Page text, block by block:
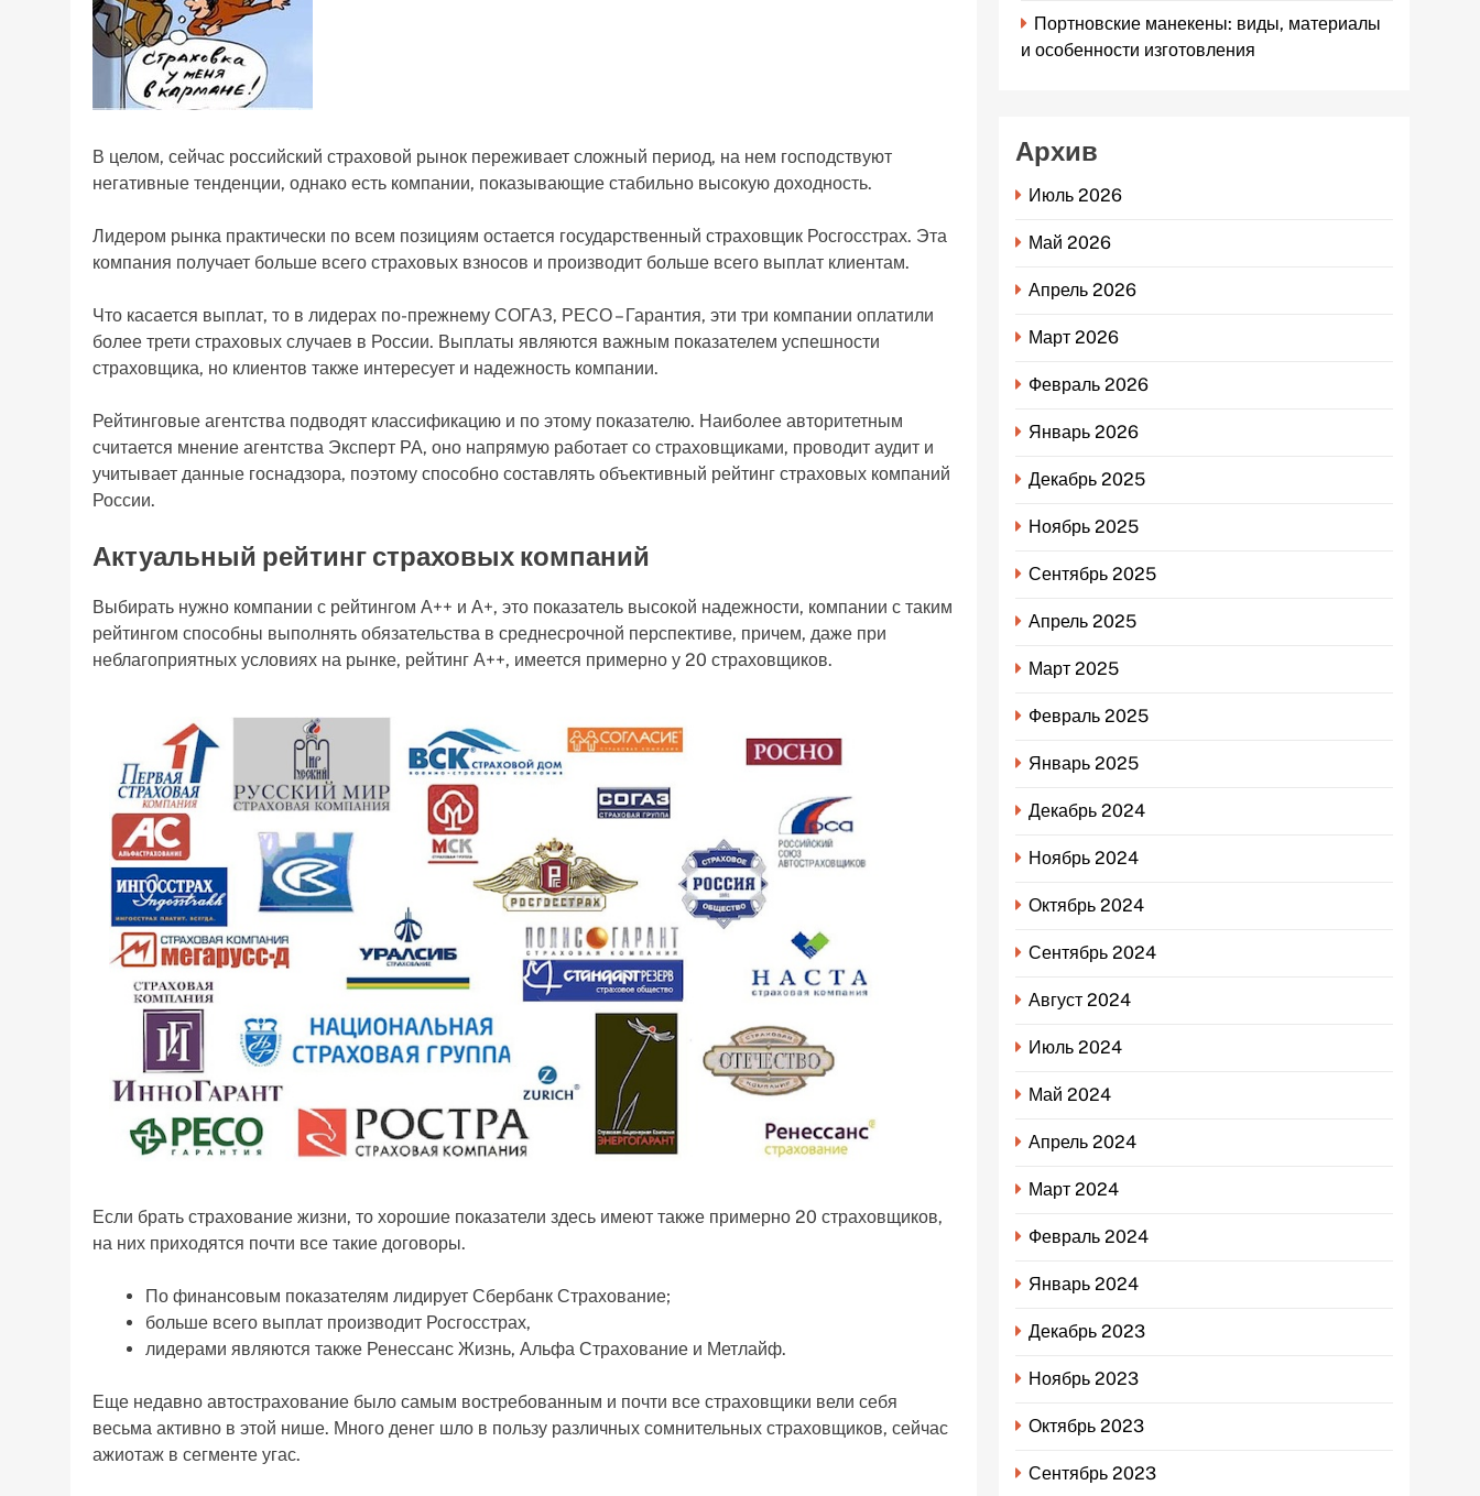
В целом, сейчас российский страховой рынок переживает сложный период, на нем господствуют
негативные тенденции, однако есть компании, показывающие стабильно высокую доходность.
Лидером рынка практически по всем позициям остается государственный страховщик Росгосстрах. Эта
компания получает больше всего страховых взносов и производит больше всего выплат клиентам.
Что касается выплат, то в лидерах по-прежнему СОГАЗ, РЕСО – Гарантия, эти три компании оплатили
более трети страховых случаев в России. Выплаты являются важным показателем успешности
страховщика, но клиентов также интересует и надежность компании.
Рейтинговые агентства подводят классификацию и по этому показателю. Наиболее авторитетным
считается мнение агентства Эксперт РА, оно напрямую работает со страховщиками, проводит аудит и
учитывает данные госнадзора, поэтому способно составлять объективный рейтинг страховых компаний
России.
Актуальный рейтинг страховых компаний
Выбирать нужно компании с рейтингом А++ и А+, это показатель высокой надежности, компании с таким
рейтингом способны выполнять обязательства в среднесрочной перспективе, причем, даже при
неблагоприятных условиях на рынке, рейтинг А++, имеется примерно у 20 страховщиков.
Если брать страхование жизни, то хорошие показатели здесь имеют также примерно 20 страховщиков,
на них приходятся почти все такие договоры.
По финансовым показателям лидирует Сбербанк Страхование;
больше всего выплат производит Росгосстрах,
лидерами являются также Ренессанс Жизнь, Альфа Страхование и Метлайф.
Еще недавно автострахование было самым востребованным и почти все страховщики вели себя
весьма активно в этой нише. Много денег шло в пользу различных сомнительных страховщиков, сейчас
ажиотаж в сегменте угас.
Портновские манекены: виды, материалы
и особенности изготовления
Архив
Июль 2026
Май 2026
Апрель 2026
Март 2026
Февраль 2026
Январь 2026
Декабрь 2025
Ноябрь 2025
Сентябрь 2025
Апрель 2025
Март 2025
Февраль 2025
Январь 2025
Декабрь 2024
Ноябрь 2024
Октябрь 2024
Сентябрь 2024
Август 2024
Июль 2024
Май 2024
Апрель 2024
Март 2024
Февраль 2024
Январь 2024
Декабрь 2023
Ноябрь 2023
Октябрь 2023
Сентябрь 2023